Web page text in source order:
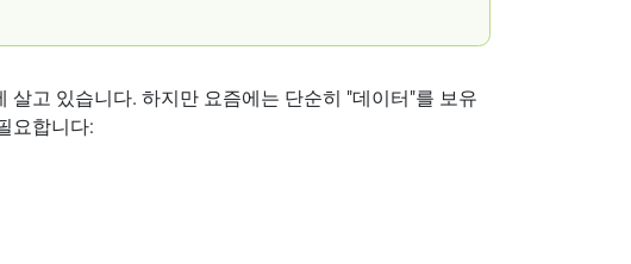
고 있습니다. 하지만 요즘에는 단순히 "데이터"를 보유
요합니다: